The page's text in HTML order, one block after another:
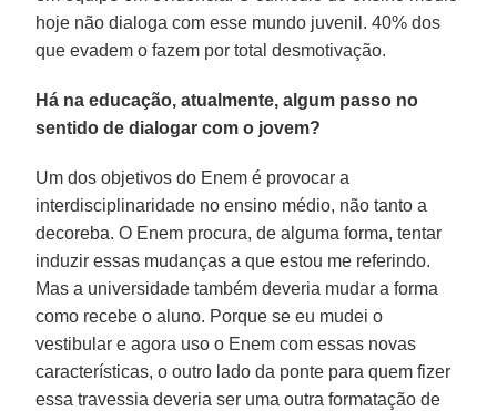
hoje não dialoga com esse mundo juvenil. 40% dos
que evadem o fazem por total desmotivação.
Há na educação, atualmente, algum passo no
sentido de dialogar com o jovem?
Um dos objetivos do Enem é provocar a
interdisciplinaridade no ensino médio, não tanto a
decoreba. O Enem procura, de alguma forma, tentar
induzir essas mudanças a que estou me referindo.
Mas a universidade também deveria mudar a forma
como recebe o aluno. Porque se eu mudei o
vestibular e agora uso o Enem com essas novas
características, o outro lado da ponte para quem fizer
essa travessia deveria ser uma outra formatação de